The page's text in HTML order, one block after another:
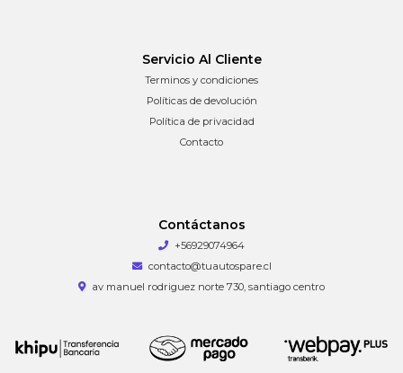
Servicio Al Cliente
Terminos y condiciones
Políticas de devolución
Política de privacidad
Contacto
Contáctanos
+56929074964
contacto@tuautospare.cl
av manuel rodriguez norte 730, santiago centro